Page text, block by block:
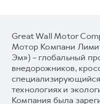
Great Wall Motor
Мотор Компани
Эм») – глобальный
внедорожников,
технологиях и
Компания была